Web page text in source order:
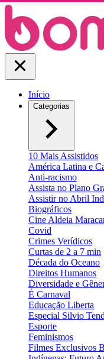
Início
Categorias
10 Mais Assistidos
América Latina e
Anti-racismo
Assista no Plano
Assistir no Abril
Biográficos
Cine Aldeia
Covid
Crimes Verídicos
Curtas de 2 a 7 min
Década do Oceano
Direitos Humanos
Diversidade e
É Carnaval
Educação Liberta
Especial Silvio
Esporte
Feminismos
Filmes Exclusivos